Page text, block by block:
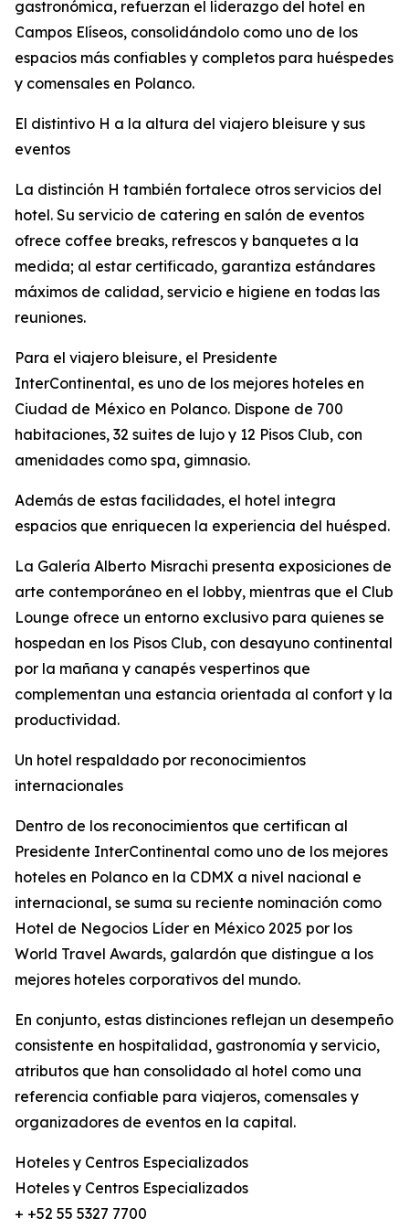
gastronómica, refuerzan el liderazgo del hotel en
Campos Elíseos, consolidándolo como uno de los
espacios más confiables y completos para huéspedes
y comensales en Polanco.
El distintivo H a la altura del viajero bleisure y sus
eventos
La distinción H también fortalece otros servicios del
hotel. Su servicio de catering en salón de eventos
ofrece coffee breaks, refrescos y banquetes a la
medida; al estar certificado, garantiza estándares
máximos de calidad, servicio e higiene en todas las
reuniones.
Para el viajero bleisure, el Presidente
InterContinental, es uno de los mejores hoteles en
Ciudad de México en Polanco. Dispone de 700
habitaciones, 32 suites de lujo y 12 Pisos Club, con
amenidades como spa, gimnasio.
Además de estas facilidades, el hotel integra
espacios que enriquecen la experiencia del huésped.
La Galería Alberto Misrachi presenta exposiciones de
arte contemporáneo en el lobby, mientras que el Club
Lounge ofrece un entorno exclusivo para quienes se
hospedan en los Pisos Club, con desayuno continental
por la mañana y canapés vespertinos que
complementan una estancia orientada al confort y la
productividad.
Un hotel respaldado por reconocimientos
internacionales
Dentro de los reconocimientos que certifican al
Presidente InterContinental como uno de los mejores
hoteles en Polanco en la CDMX a nivel nacional e
internacional, se suma su reciente nominación como
Hotel de Negocios Líder en México 2025 por los
World Travel Awards, galardón que distingue a los
mejores hoteles corporativos del mundo.
En conjunto, estas distinciones reflejan un desempeño
consistente en hospitalidad, gastronomía y servicio,
atributos que han consolidado al hotel como una
referencia confiable para viajeros, comensales y
organizadores de eventos en la capital.
Hoteles y Centros Especializados
Hoteles y Centros Especializados
+ +52 55 5327 7700